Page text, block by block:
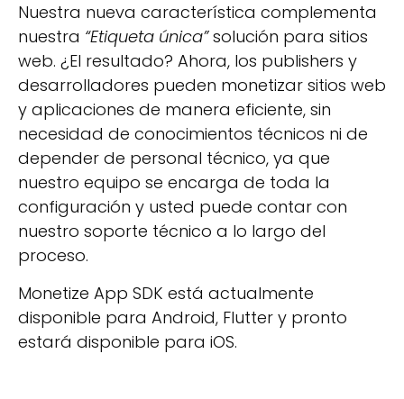
Nuestra nueva característica complementa
nuestra “Etiqueta única”solución para sitios
web. ¿El resultado? Ahora, los publishers y
desarrolladores pueden monetizar sitios web
y aplicaciones de manera eficiente, sin
necesidad de conocimientos técnicos ni de
depender de personal técnico, ya que
nuestro equipo se encarga de toda la
configuración y usted puede contar con
nuestro soporte técnico a lo largo del
proceso.
Monetize App SDK está actualmente
disponible para Android, Flutter y pronto
estará disponible para iOS.